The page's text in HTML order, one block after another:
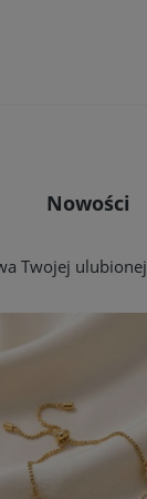
Nowości
Twojej